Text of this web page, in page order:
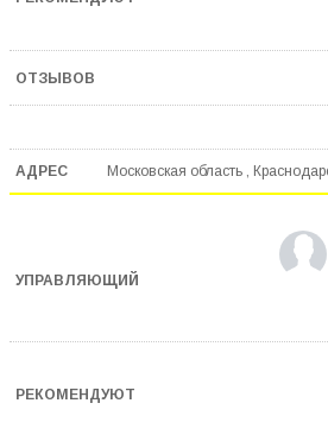
Московская область ,